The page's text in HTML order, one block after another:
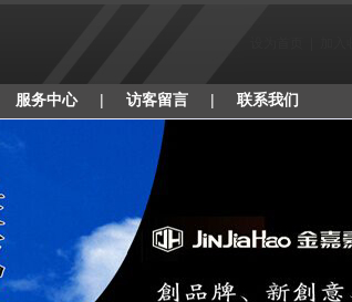
服务中心 | 访客留言 | 联系我们